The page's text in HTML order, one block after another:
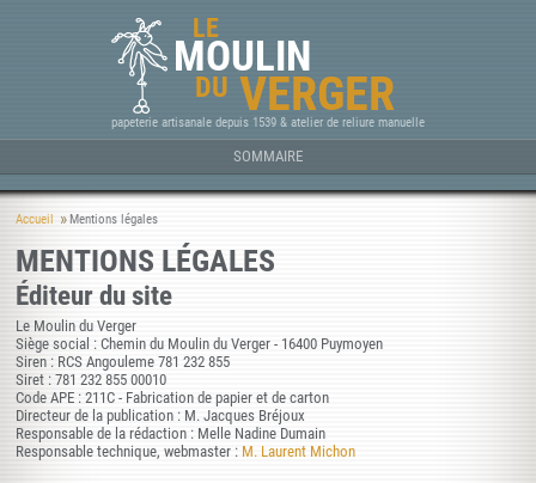
LE
MOULIN
DU VERGER
papeterie artisanale depuis 1539 & atelier de reliure manuelle
SOMMAIRE
Accueil Mentions légales
MENTIONS LÉGALES
Éditeur du site
Le Moulin du Verger
Siège social : Chemin du Moulin du Verger - 16400 Puymoyen
Siren : RCS Angouleme 781 232 855
Siret : 781 232 855 00010
Code APE : 211C - Fabrication de papier et de carton
Directeur de la publication : M. Jacques Bréjoux
Responsable de la rédaction : Melle Nadine Dumain
Responsable technique, webmaster : M. Laurent Michon